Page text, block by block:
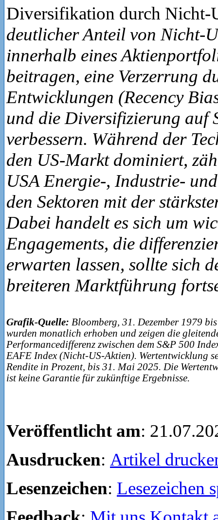
Diversifikation durch
deutlicher Anteil von Nicht-
innerhalb eines
beitragen, eine Verzerrung
Entwicklungen (Recency
und die Diversifizierung auf
verbessern. Während der
den US-Markt dominiert,
USA Energie-, Industrie-
den Sektoren mit der
Dabei handelt es sich um
Engagements, die
erwarten lassen, sollte sich
breiteren Marktführung
Grafik-Quelle: Bloomberg, 31. Dezember 1979
wurden monatlich erhoben und zeigen die
Performancedifferenz zwischen dem S&P 500
EAFE Index (Nicht-US-Aktien). Wertentwicklung
Rendite in Prozent, bis 31. Mai 2025. Die
ist keine Garantie für zukünftige Ergebnisse.
Veröffentlicht am:
Ausdrucken: Artikel
Lesenzeichen: Lesezeichen